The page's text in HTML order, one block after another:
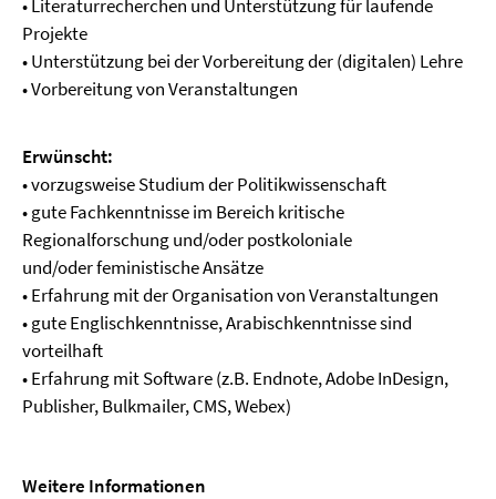
• Literaturrecherchen und Unterstützung für laufende
Projekte
• Unterstützung bei der Vorbereitung der (digitalen) Lehre
• Vorbereitung von Veranstaltungen
Erwünscht:
• vorzugsweise Studium der Politikwissenschaft
• gute Fachkenntnisse im Bereich kritische
Regionalforschung und/oder postkoloniale
und/oder feministische Ansätze
• Erfahrung mit der Organisation von Veranstaltungen
• gute Englischkenntnisse, Arabischkenntnisse sind
vorteilhaft
• Erfahrung mit Software (z.B. Endnote, Adobe InDesign,
Publisher, Bulkmailer, CMS, Webex)
Weitere Informationen